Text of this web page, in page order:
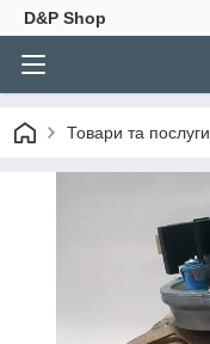
D&P Shop
Товари та послуги